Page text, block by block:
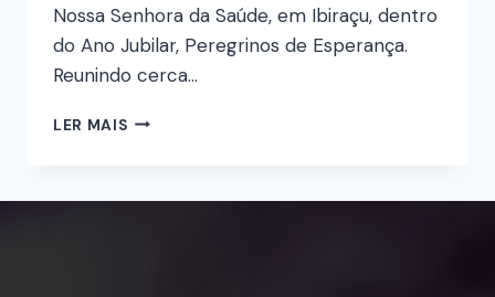
Nossa Senhora da Saúde, em Ibiraçu, dentro
do Ano Jubilar, Peregrinos de Esperança.
Reunindo cerca…
LER MAIS